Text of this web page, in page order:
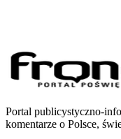
Portal publicystyczno-
komentarze o Polsce,